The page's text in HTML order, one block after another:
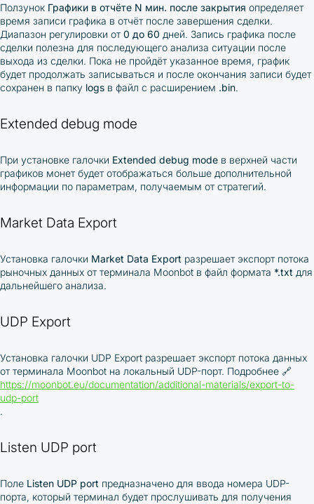
Ползунок Графики в отчёте N мин. после закрытия определяет
время записи графика в отчёт после завершения сделки.
Диапазон регулировки от 0 до 60 дней. Запись графика после
сделки полезна для последующего анализа ситуации после
выхода из сделки. Пока не пройдёт указанное время, график
будет продолжать записываться и после окончания записи будет
сохранен в папку logs в файл с расширением .bin.
Extended debug mode
При установке галочки Extended debug mode в верхней части
графиков монет будет отображаться больше дополнительной
информации по параметрам, получаемым от стратегий.
Market Data Export
Установка галочки Market Data Export разрешает экспорт потока
рыночных данных от терминала Moonbot в файл формата *.txt для
дальнейшего анализа.
UDP Export
Установка галочки UDP Export разрешает экспорт потока данных
от терминала Moonbot на локальный UDP-порт. Подробнее 🔗
https://moonbot.eu/documentation/additional-materials/export-to-
udp-port
.
Listen UDP port
Поле Listen UDP port предназначено для ввода номера UDP-
порта, который терминал будет прослушивать для получения